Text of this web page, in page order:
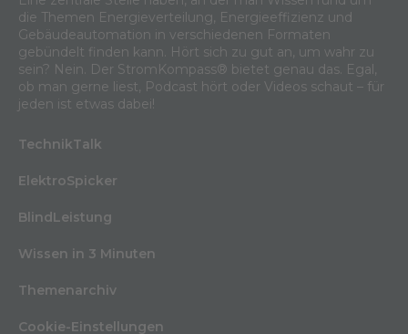
die Themen Energieverteilung, Energieeffizienz und
Gebäudeautomation in verschiedenen Formaten
gebündelt finden kann. Hört sich zu gut an, um wahr zu
sein? Nein. Der StromKompass® bietet genau das. Egal,
ob man gerne liest, Podcast hört oder Videos schaut – für
jeden ist etwas dabei!
TechnikTalk
ElektroSpicker
BlindLeistung
Wissen in 3 Minuten
Themenarchiv
Cookie-Einstellungen